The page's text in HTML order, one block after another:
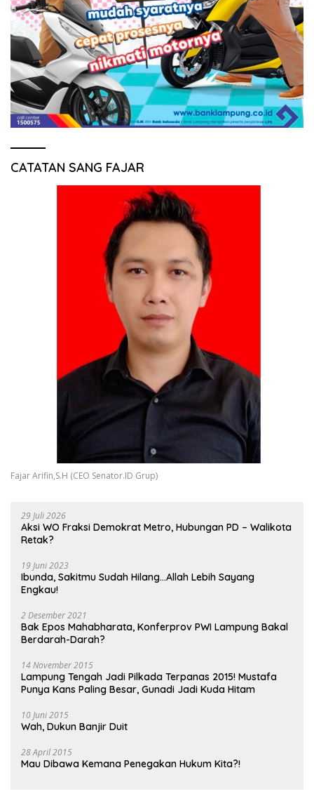
CATATAN SANG FAJAR
Fajar Arifin,S.H (CEO Senator.ID Grup)
29 Juli 2026
Aksi WO Fraksi Demokrat Metro, Hubungan PD – Walikota
Retak?
19 Juni 2023
Ibunda, Sakitmu Sudah Hilang…Allah Lebih Sayang
Engkau!
2 Desember 2021
Bak Epos Mahabharata, Konferprov PWI Lampung Bakal
Berdarah-Darah?
14 November 2015
Lampung Tengah Jadi Pilkada Terpanas 2015! Mustafa
Punya Kans Paling Besar, Gunadi Jadi Kuda Hitam
10 Juni 2015
Wah, Dukun Banjir Duit
28 April 2015
Mau Dibawa Kemana Penegakan Hukum Kita?!